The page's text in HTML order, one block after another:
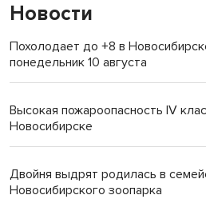
Новости
Похолодает до +8 в
понедельник 10 августа
Высокая пожароопасность IV
Новосибирске
Двойня выдрят родилась в
Новосибирского зоопарка